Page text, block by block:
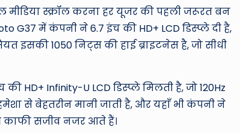
स्क्रॉल करना हर यूजर की पहली जरूरत बन
G37 में कंपनी ने 6.7 इंच की HD+ LCD डिस्प्ले दी है,
इसकी 1050 निट्स की हाई ब्राइटनेस है, जो सीधी
HD+ Infinity-U LCD डिस्प्ले मिलती है, जो 120Hz
से बेहतरीन मानी जाती है, और यहाँ भी कंपनी ने
काफी सजीव नजर आते हैं।